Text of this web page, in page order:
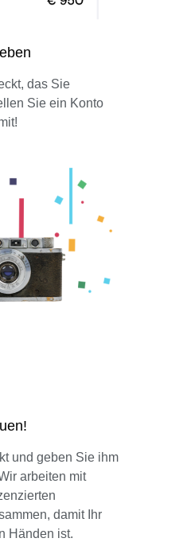
das Sie
Sie ein Konto
und geben Sie ihm
arbeiten mit
damit Ihr
Händen ist.